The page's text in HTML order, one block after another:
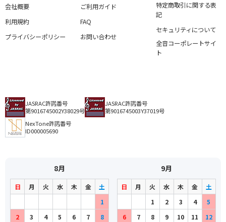
会社概要
利用規約
プライバシーポリシー
ご利用ガイド
FAQ
お問い合わせ
特定商取引に関する表
記
セキュリティについて
全音コーポレートサイ
ト
JASRAC許諾番号
第9016745002Y38029号
JASRAC許諾番号
第9016745003Y37019号
NexTone許諾番号
ID000005690
8月
日 月 火 水 木 金
土
1
2
3 4 5 6 7 8
9月
日 月 火 水 木 金
土
1
2 3 4
5
6
7 8 9 10 11 12